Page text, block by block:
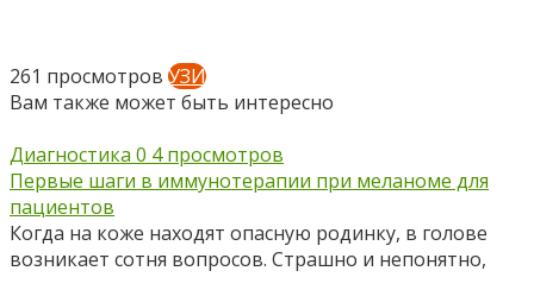
261 просмотров УЗИ
Вам также может быть интересно
Диагностика 0 4 просмотров
Первые шаги в иммунотерапии при меланоме для
пациентов
Когда на коже находят опасную родинку, в голове
возникает сотня вопросов. Страшно и непонятно,